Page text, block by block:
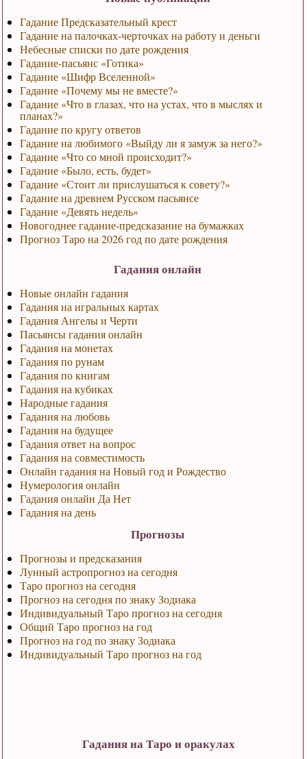
Гадание Предсказательный крест
Гадание на палочках-черточках на работу и деньги
Небесные списки по дате рождения
Гадание-пасьянс «Готика»
Гадание «Шифр Вселенной»
Гадание «Почему мы не вместе?»
Гадание «Что в глазах, что на устах, что в мыслях и
планах?»
Гадание по кругу ответов
Гадание на любимого «Выйду ли я замуж за него?»
Гадание «Что со мной происходит?»
Гадание «Было, есть, будет»
Гадание «Стоит ли прислушаться к совету?»
Гадание на древнем Русском пасьянсе
Гадание «Девять недель»
Новогоднее гадание-предсказание на бумажках
Прогноз Таро на 2026 год по дате рождения
Гадания онлайн
Новые онлайн гадания
Гадания на игральных картах
Гадания Ангелы и Черти
Пасьянсы гадания онлайн
Гадания на монетах
Гадания по рунам
Гадания по книгам
Гадания на кубиках
Народные гадания
Гадания на любовь
Гадания на будущее
Гадания ответ на вопрос
Гадания на совместимость
Онлайн гадания на Новый год и Рождество
Нумерология онлайн
Гадания онлайн Да Нет
Гадания на день
Прогнозы
Прогнозы и предсказания
Лунный астропрогноз на сегодня
Таро прогноз на сегодня
Прогноз на сегодня по знаку Зодиака
Индивидуальный Таро прогноз на сегодня
Общий Таро прогноз на год
Прогноз на год по знаку Зодиака
Индивидуальный Таро прогноз на год
Гадания на Таро и оракулах